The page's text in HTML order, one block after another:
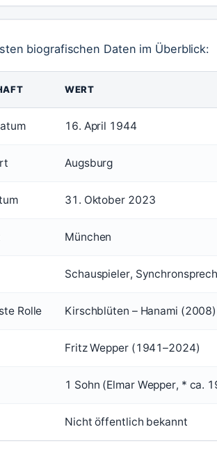
biografischen Daten im Überblick:
WERT
16. April 1944
Augsburg
31. Oktober 2023
München
Schauspieler,
Rolle Kirschblüten – Hanami (2008)
Fritz Wepper (1941–2024)
1 Sohn (Elmar Wepper, * ca.
Nicht öffentlich bekannt